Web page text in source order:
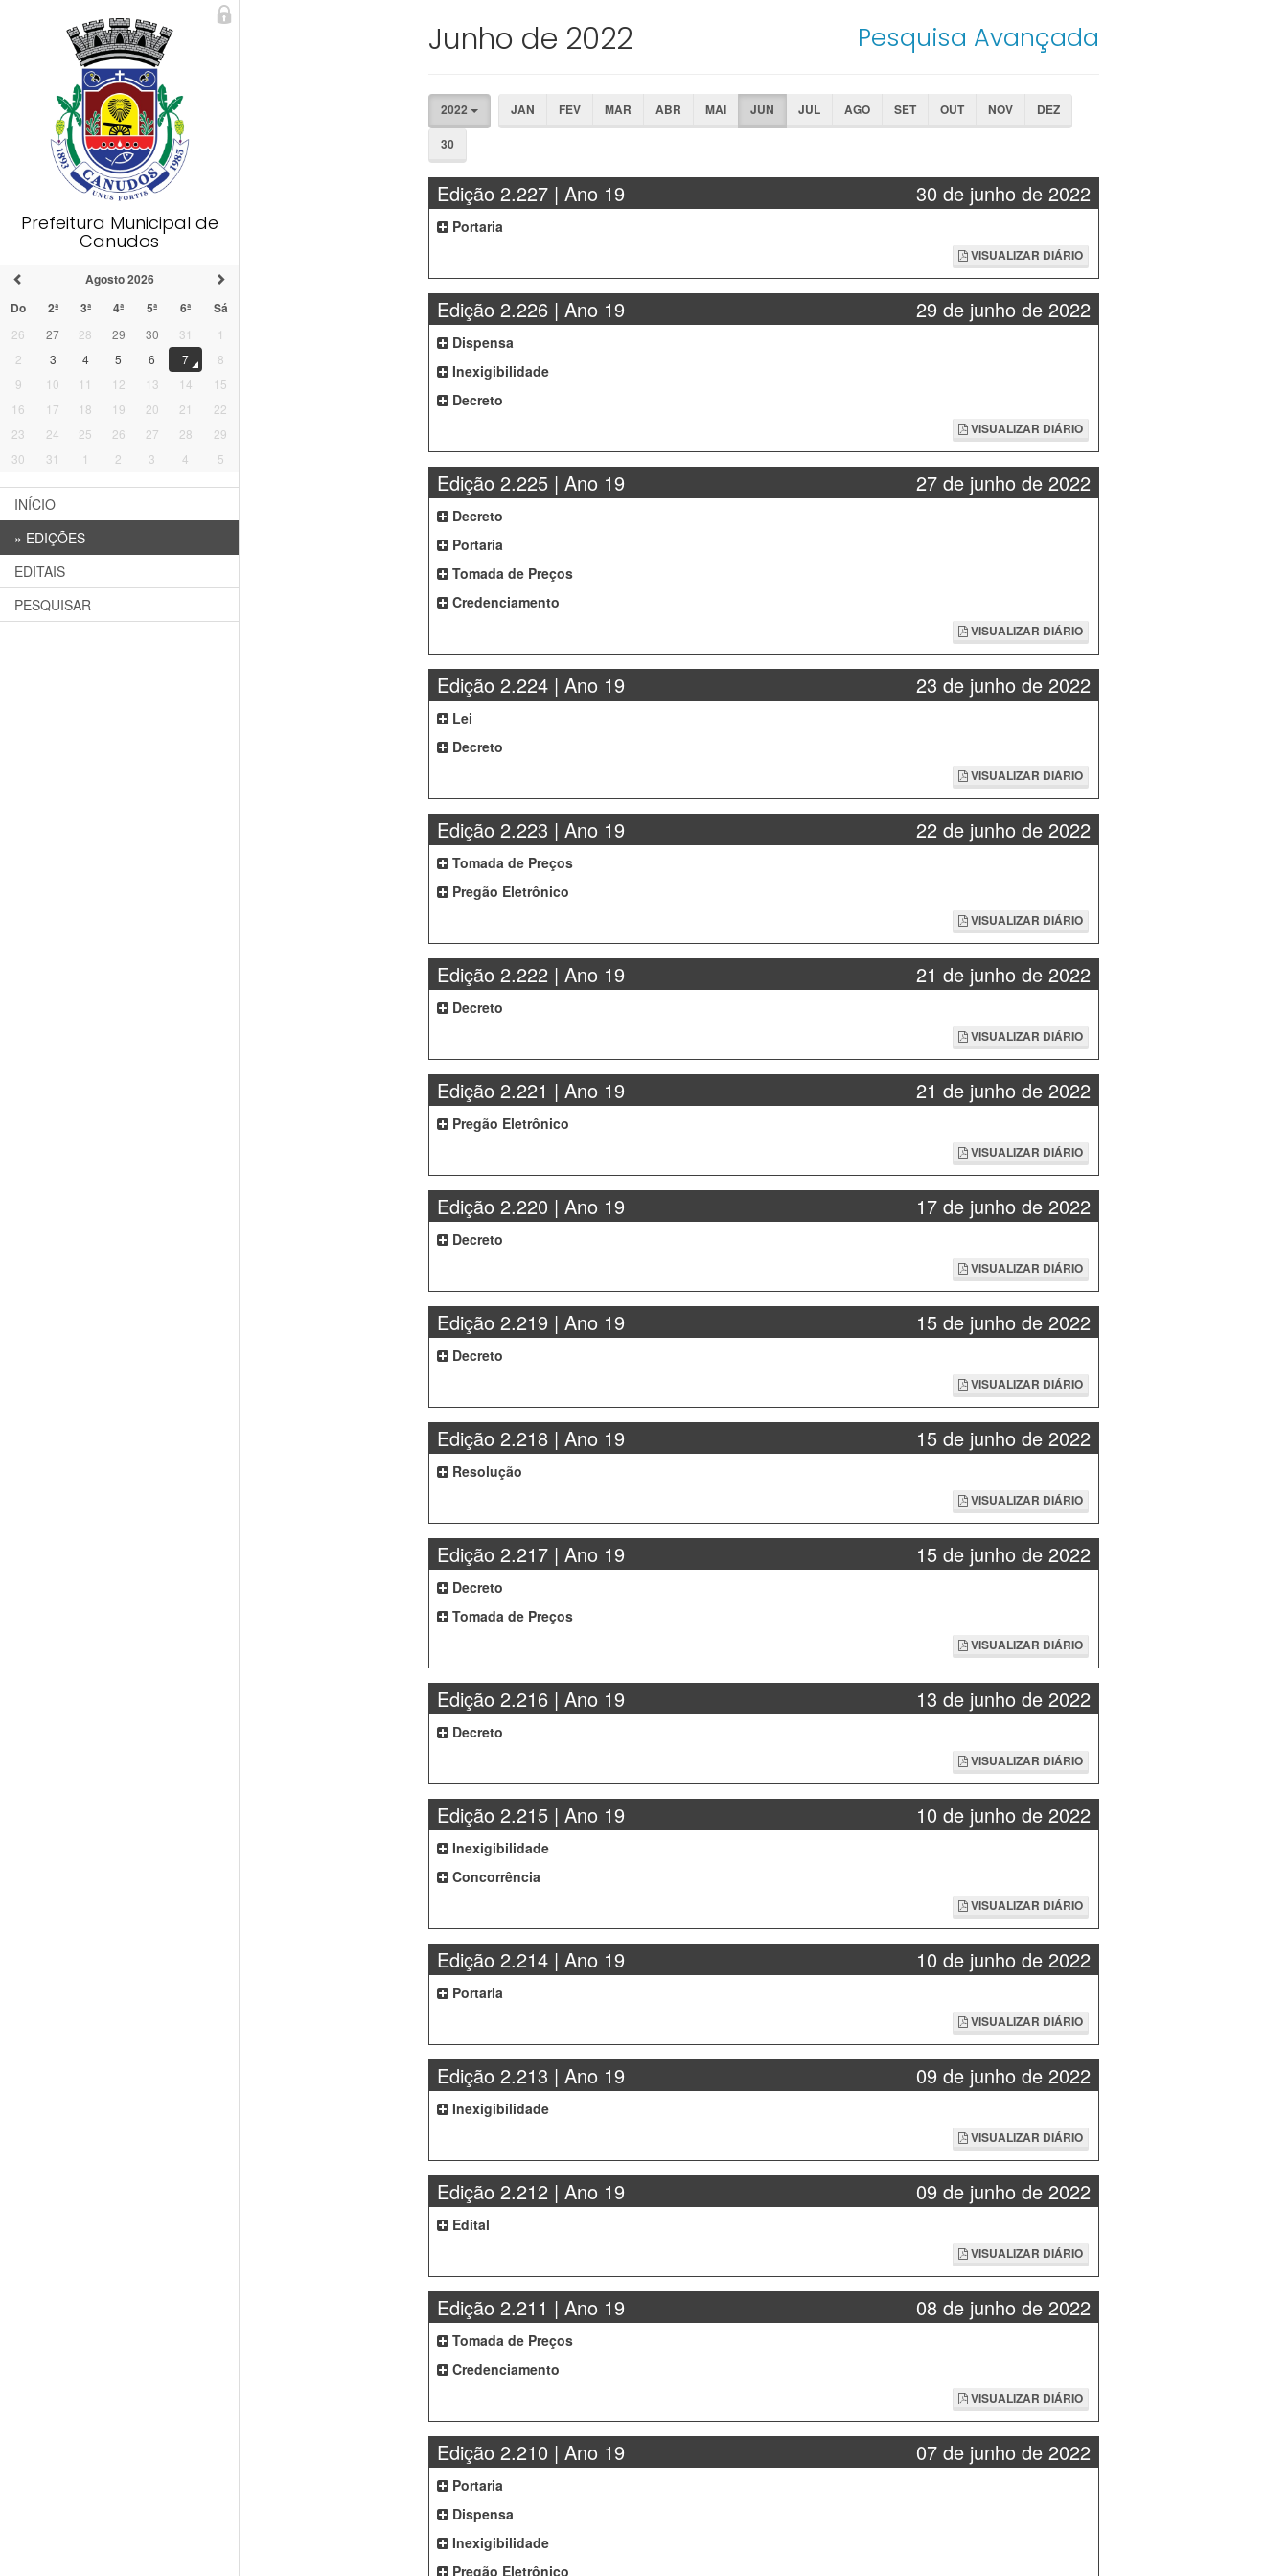
Prefeitura Municipal de
Canudos
Agosto 2026
Do
2ª 3ª 4ª 5ª 6ª Sá
26 27 28 29 30 31
1
2
3 4 5 6 7
8
9
10 11 12 13 14
15
16
17 18 19 20 21
22
23
24 25 26 27 28
29
30
31 1 2 3 4 5
INÍCIO
» EDIÇÕES
EDITAIS
PESQUISAR
Junho de 2022 Pesquisa Avançada
2022 JAN FEV MAR ABR MAI JUN JUL AGO SET OUT NOV
DEZ
30
Edição 2.227 | Ano 19 30 de junho de 2022
Portaria
VISUALIZAR DIÁRIO
Edição 2.226 | Ano 19 29 de junho de 2022
Dispensa
Inexigibilidade
Decreto
VISUALIZAR DIÁRIO
Edição 2.225 | Ano 19 27 de junho de 2022
Decreto
Portaria
Tomada de Preços
Credenciamento
VISUALIZAR DIÁRIO
Edição 2.224 | Ano 19 23 de junho de 2022
Lei
Decreto
VISUALIZAR DIÁRIO
Edição 2.223 | Ano 19 22 de junho de 2022
Tomada de Preços
Pregão Eletrônico
VISUALIZAR DIÁRIO
Edição 2.222 | Ano 19 21 de junho de 2022
Decreto
VISUALIZAR DIÁRIO
Edição 2.221 | Ano 19 21 de junho de 2022
Pregão Eletrônico
VISUALIZAR DIÁRIO
Edição 2.220 | Ano 19 17 de junho de 2022
Decreto
VISUALIZAR DIÁRIO
Edição 2.219 | Ano 19 15 de junho de 2022
Decreto
VISUALIZAR DIÁRIO
Edição 2.218 | Ano 19 15 de junho de 2022
Resolução
VISUALIZAR DIÁRIO
Edição 2.217 | Ano 19 15 de junho de 2022
Decreto
Tomada de Preços
VISUALIZAR DIÁRIO
Edição 2.216 | Ano 19 13 de junho de 2022
Decreto
VISUALIZAR DIÁRIO
Edição 2.215 | Ano 19 10 de junho de 2022
Inexigibilidade
Concorrência
VISUALIZAR DIÁRIO
Edição 2.214 | Ano 19 10 de junho de 2022
Portaria
VISUALIZAR DIÁRIO
Edição 2.213 | Ano 19 09 de junho de 2022
Inexigibilidade
VISUALIZAR DIÁRIO
Edição 2.212 | Ano 19 09 de junho de 2022
Edital
VISUALIZAR DIÁRIO
Edição 2.211 | Ano 19 08 de junho de 2022
Tomada de Preços
Credenciamento
VISUALIZAR DIÁRIO
Edição 2.210 | Ano 19 07 de junho de 2022
Portaria
Dispensa
Inexigibilidade
Pregão Eletrônico